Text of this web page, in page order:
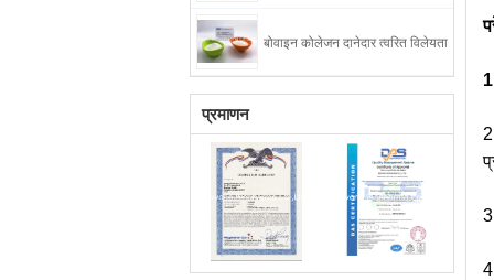
बोवाइन कोलेजन दानेदार त्वरित विलेयता
प्रमाणन
1